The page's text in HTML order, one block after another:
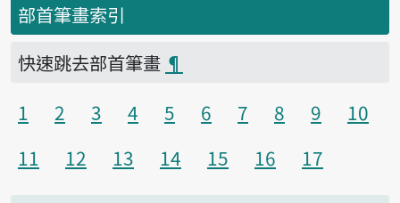
部首筆畫索引
快速跳去部首筆畫 ¶
1
2 3 4 5 6 7 8 9
10
11
12 13 14 15 16 17